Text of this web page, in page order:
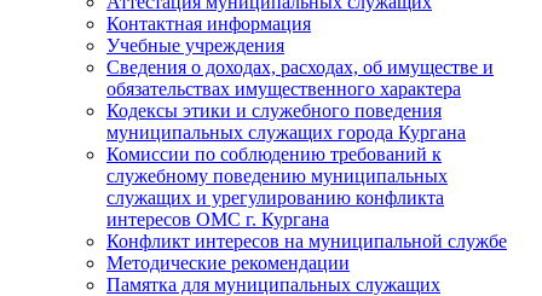
Контактная информация
Учебные учреждения
Сведения о доходах, расходах, об имуществе и
обязательствах имущественного характера
Кодексы этики и служебного поведения
муниципальных служащих города Кургана
Комиссии по соблюдению требований к
служебному поведению муниципальных
служащих и урегулированию конфликта
интересов ОМС г. Кургана
Конфликт интересов на муниципальной службе
Методические рекомендации
Памятка для муниципальных служащих